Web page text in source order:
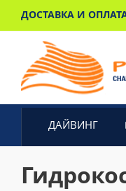
ДОСТАВКА И
ДАЙВИНГ